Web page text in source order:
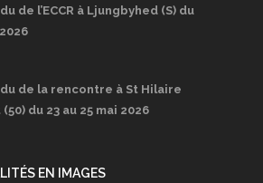
de l’ECCR à Ljungbyhed (S) du
de la rencontre à St Hilaire
du 23 au 25 mai 2026
EN IMAGES